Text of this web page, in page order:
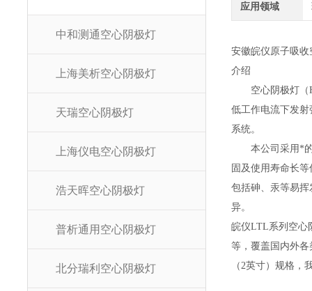
中和测通空心阴极灯
上海美析空心阴极灯
天瑞空心阴极灯
上海仪电空心阴极灯
浩天晖空心阴极灯
普析通用空心阴极灯
北分瑞利空心阴极灯
应用领域
安徽皖仪原子吸
介绍
空心阴极灯（
低工作电流下发
系统。
本公司采用*
固及使用寿命长
包括砷、汞等易
异。
皖仪LTL系列空心
等，覆盖国内外
（2英寸）规格，